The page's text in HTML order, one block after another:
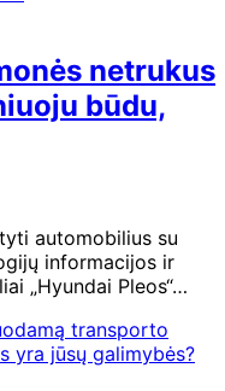
netrukus
būdu,
automobilius su
informacijos ir
„Hyundai Pleos“…